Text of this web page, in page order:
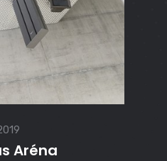
Aréna